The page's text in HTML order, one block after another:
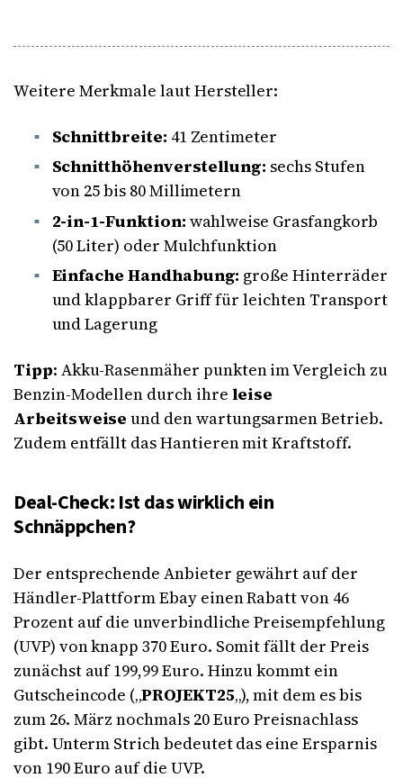
Weitere Merkmale laut Hersteller:
Schnittbreite: 41 Zentimeter
Schnitthöhenverstellung: sechs Stufen
von 25 bis 80 Millimetern
2-in-1-Funktion: wahlweise Grasfangkorb
(50 Liter) oder Mulchfunktion
Einfache Handhabung: große Hinterräder
und klappbarer Griff für leichten Transport
und Lagerung
Tipp: Akku-Rasenmäher punkten im Vergleich zu
Benzin-Modellen durch ihre leise
Arbeitsweiseund den wartungsarmen Betrieb.
Zudem entfällt das Hantieren mit Kraftstoff.
Deal-Check: Ist das wirklich ein
Schnäppchen?
Der entsprechende Anbieter gewährt auf der
Händler-Plattform Ebay einen Rabatt von 46
Prozent auf die unverbindliche Preisempfehlung
(UVP) von knapp 370 Euro. Somit fällt der Preis
zunächst auf 199,99 Euro. Hinzu kommt ein
Gutscheincode („PROJEKT25„), mit dem es bis
zum 26. März nochmals 20 Euro Preisnachlass
gibt. Unterm Strich bedeutet das eine Ersparnis
von 190 Euro auf die UVP.